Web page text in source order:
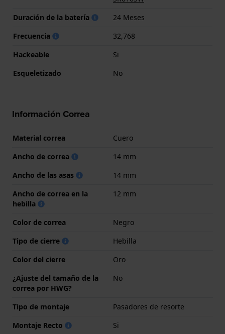
Duración de la batería
24 Meses
Frecuencia
32,768
Hackeable
Si
Esqueletizado
No
Información Correa
Material correa
Cuero
Ancho de correa
14 mm
Ancho de las asas
14 mm
Ancho de correa en la
hebilla
12 mm
Color de correa
Negro
Tipo de cierre
Hebilla
Color del cierre
Oro
¿Ajuste del tamaño de la
correa por HWG?
No
Tipo de montaje
Pasadores de resorte
Montaje Recto
Si